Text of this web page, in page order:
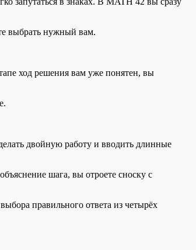
выбрать нужный вам.
ход решения вам уже понятен, вы
двойную работу и вводить длинные
шага, вы отроете сноску с
правильного ответа из четырёх